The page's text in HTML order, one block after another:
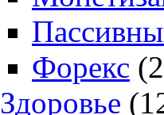
Форекс
Здоровье